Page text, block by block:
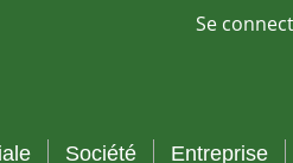
Se
Société Entreprise